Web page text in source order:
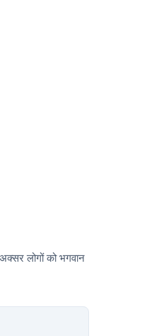
लोगों को भगवान